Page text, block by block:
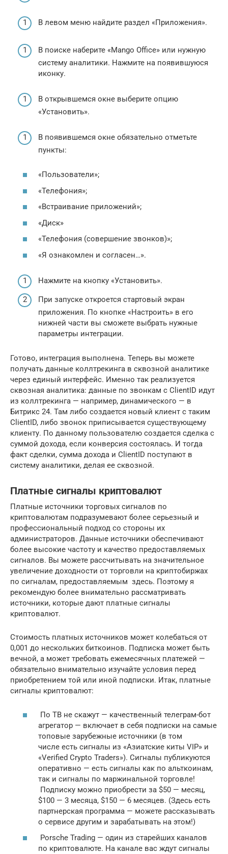
В левом меню найдите раздел «Приложения».
В поиске наберите «Mango Office» или нужную
систему аналитики. Нажмите на появившуюся
иконку.
В открывшемся окне выберите опцию
«Установить».
В появившемся окне обязательно отметьте
пункты:
«Пользователи»;
«Телефония»;
«Встраивание приложений»;
«Диск»
«Телефония (совершение звонков)»;
«Я ознакомлен и согласен…».
Нажмите на кнопку «Установить».
При запуске откроется стартовый экран
приложения. По кнопке «Настроить» в его
нижней части вы сможете выбрать нужные
параметры интеграции.
Готово, интеграция выполнена. Теперь вы можете
получать данные коллтрекинга в сквозной аналитике
через единый интерфейс. Именно так реализуется
сквозная аналитика: данные по звонкам с ClientID идут
из коллтрекинга — например, динамического — в
Битрикс 24. Там либо создается новый клиент с таким
ClientID, либо звонок приписывается существующему
клиенту. По данному пользователю создается сделка с
суммой дохода, если конверсия состоялась. И тогда
факт сделки, сумма дохода и ClientID поступают в
систему аналитики, делая ее сквозной.
Платные сигналы криптовалют
Платные источники торговых сигналов по
криптовалютам подразумевают более серьезный и
профессиональный подход со стороны их
администраторов. Данные источники обеспечивают
более высокие частоту и качество предоставляемых
сигналов. Вы можете рассчитывать на значительное
увеличение доходности от торговли на криптобиржах
по сигналам, предоставляемым здесь. Поэтому я
рекомендую более внимательно рассматривать
источники, которые дают платные сигналы
криптовалют.
Стоимость платных источников может колебаться от
0,001 до нескольких биткоинов. Подписка может быть
вечной, а может требовать ежемесячных платежей —
обязательно внимательно изучайте условия перед
приобретением той или иной подписки. Итак, платные
сигналы криптовалют:
По ТВ не скажут — качественный телеграм-бот
агрегатор — включает в себя подписки на самые
топовые зарубежные источники (в том
числе есть сигналы из «Азиатские киты VIP» и
«Verified Crypto Traders»). Сигналы публикуются
оперативно — есть сигналы как по альткоинам,
так и сигналы по маржинальной торговле!
Подписку можно приобрести за $50 — месяц,
$100 — 3 месяца, $150 — 6 месяцев. (Здесь есть
партнерская программа — можете рассказывать
о сервисе другим и зарабатывать на этом!)
Porsche Trading — один из старейших каналов
по криптовалюте. На канале вас ждут сигналы